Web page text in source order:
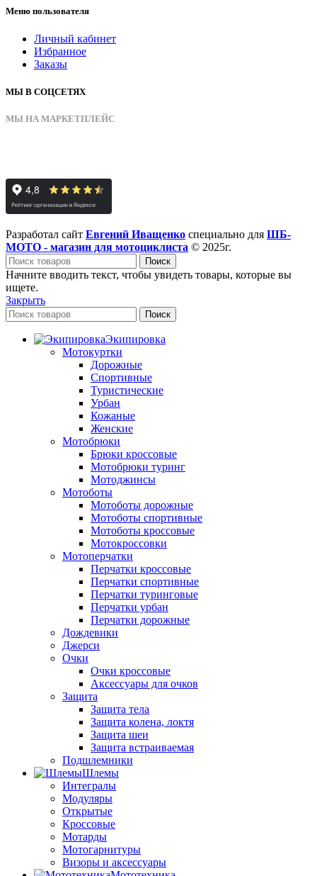
Меню пользователя
Личный кабинет
Избранное
Заказы
МЫ В СОЦСЕТЯХ
МЫ НА МАРКЕТПЛЕЙС
Разработал сайт Евгений Иващенко специально для ШБ-
МОТО - магазин для мотоциклиста © 2025г.
Поиск
Начните вводить текст, чтобы увидеть товары, которые вы
ищете.
Закрыть
Поиск
Экипировка
Мотокуртки
Дорожные
Спортивные
Туристические
Урбан
Кожаные
Женские
Мотобрюки
Брюки кроссовые
Мотобрюки туринг
Мотоджинсы
Мотоботы
Мотоботы дорожные
Мотоботы спортивные
Мотоботы кроссовые
Мотокроссовки
Мотоперчатки
Перчатки кроссовые
Перчатки спортивные
Перчатки туринговые
Перчатки урбан
Перчатки дорожные
Дождевики
Джерси
Очки
Очки кроссовые
Аксессуары для очков
Защита
Защита тела
Защита колена, локтя
Защита шеи
Защита встраиваемая
Подшлемники
Шлемы
Интегралы
Модуляры
Открытые
Кроссовые
Мотарды
Мотогарнитуры
Визоры и аксессуары